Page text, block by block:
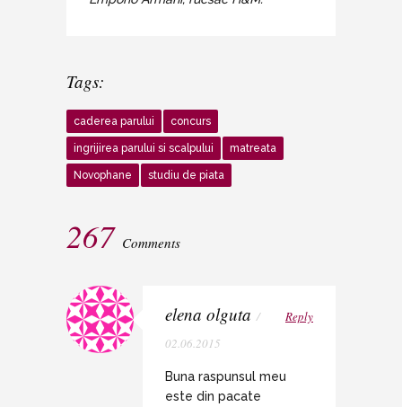
Tags:
caderea parului concurs
ingrijirea parului si scalpului matreata
Novophane studiu de piata
267 Comments
elena olguta /
02.06.2015
Reply
Buna raspunsul meu
este din pacate